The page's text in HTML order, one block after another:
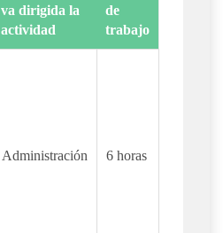
va dirigida la
actividad
de
trabajo
Administración 6 horas